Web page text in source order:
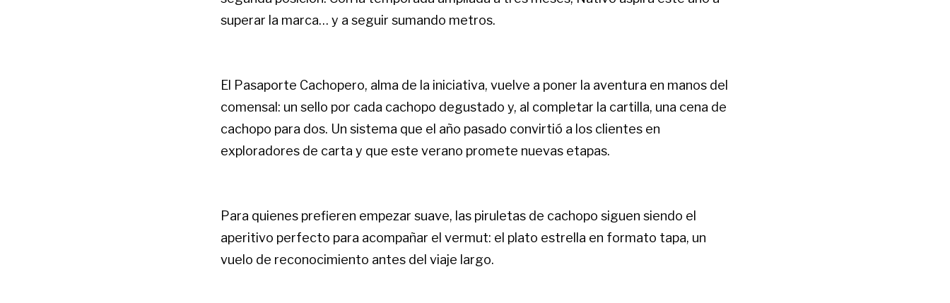
superar la marca… y a seguir sumando metros.
El Pasaporte Cachopero, alma de la iniciativa, vuelve a poner la aventura en manos del
comensal: un sello por cada cachopo degustado y, al completar la cartilla, una cena de
cachopo para dos. Un sistema que el año pasado convirtió a los clientes en
exploradores de carta y que este verano promete nuevas etapas.
Para quienes prefieren empezar suave, las piruletas de cachopo siguen siendo el
aperitivo perfecto para acompañar el vermut: el plato estrella en formato tapa, un
vuelo de reconocimiento antes del viaje largo.